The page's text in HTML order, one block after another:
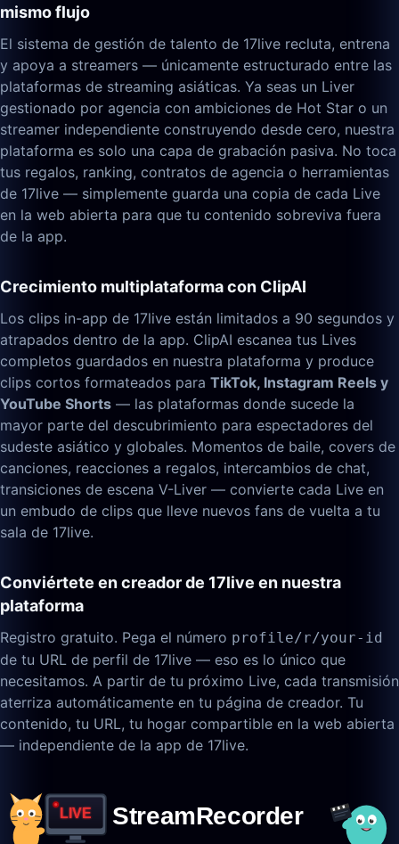
mismo flujo
El sistema de gestión de talento de 17live recluta, entrena
y apoya a streamers — únicamente estructurado entre las
plataformas de streaming asiáticas. Ya seas un Liver
gestionado por agencia con ambiciones de Hot Star o un
streamer independiente construyendo desde cero, nuestra
plataforma es solo una capa de grabación pasiva. No toca
tus regalos, ranking, contratos de agencia o herramientas
de 17live — simplemente guarda una copia de cada Live
en la web abierta para que tu contenido sobreviva fuera
de la app.
Crecimiento multiplataforma con ClipAI
Los clips in-app de 17live están limitados a 90 segundos y
atrapados dentro de la app. ClipAI escanea tus Lives
completos guardados en nuestra plataforma y produce
clips cortos formateados para TikTok, Instagram Reels y
YouTube Shorts — las plataformas donde sucede la
mayor parte del descubrimiento para espectadores del
sudeste asiático y globales. Momentos de baile, covers de
canciones, reacciones a regalos, intercambios de chat,
transiciones de escena V-Liver — convierte cada Live en
un embudo de clips que lleve nuevos fans de vuelta a tu
sala de 17live.
Conviértete en creador de 17live en nuestra
plataforma
Registro gratuito. Pega el número profile/r/your-id
de tu URL de perfil de 17live — eso es lo único que
necesitamos. A partir de tu próximo Live, cada transmisión
aterriza automáticamente en tu página de creador. Tu
contenido, tu URL, tu hogar compartible en la web abierta
— independiente de la app de 17live.